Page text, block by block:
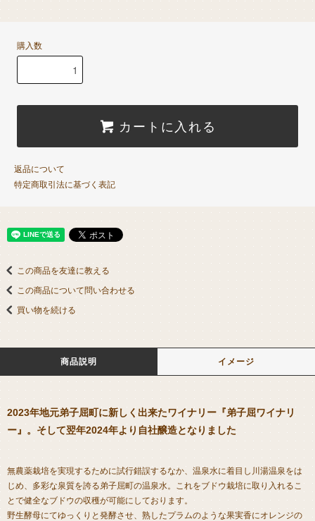
購入数
カートに入れる
返品について
特定商取引法に基づく表記
この商品を友達に教える
この商品について問い合わせる
買い物を続ける
商品説明 イメージ
2023年地元弟子屈町に新しく出来たワイナリー『弟子屈ワイナリ
ー』。そして翌年2024年より自社醸造となりました
無農薬栽培を実現するために試行錯誤するなか、温泉水に着目し川湯温泉をは
じめ、多彩な泉質を誇る弟子屈町の温泉水。これをブドウ栽培に取り入れるこ
とで健全なブドウの収穫が可能にしております。
野生酵母にてゆっくりと発酵させ、熟したプラムのような果実香にオレンジの